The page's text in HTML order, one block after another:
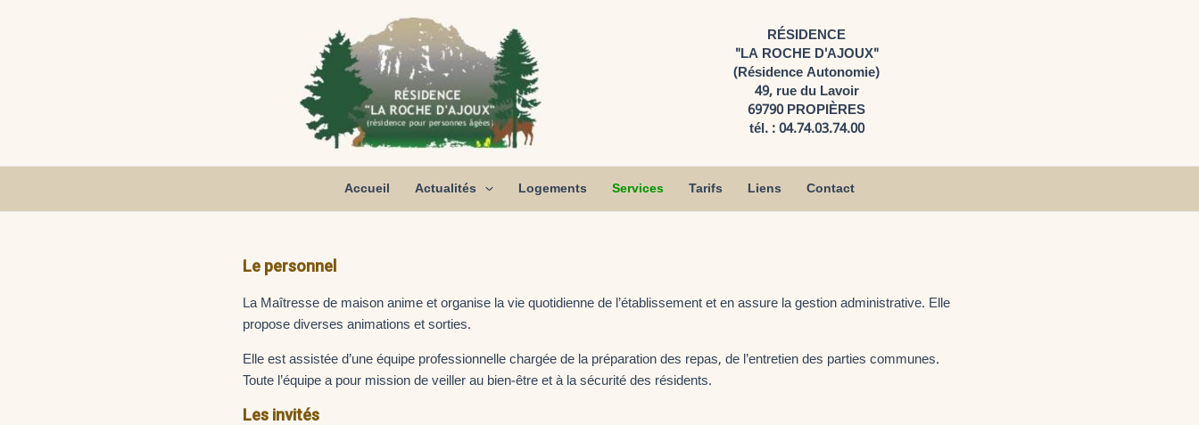
RÉSIDENCE
"LA ROCHE D'AJOUX"
(Résidence Autonomie)
49, rue du Lavoir
69790 PROPIÈRES
tél. : 04.74.03.74.00
Accueil Actualités Logements Services Tarifs Liens Contact
Le personnel
La Maîtresse de maison anime et organise la vie quotidienne de l’établissement et en assure la gestion administrative. Elle
propose diverses animations et sorties.
Elle est assistée d’une équipe professionnelle chargée de la préparation des repas, de l’entretien des parties communes.
Toute l’équipe a pour mission de veiller au bien-être et à la sécurité des résidents.
Les invités